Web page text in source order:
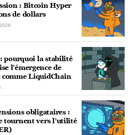
: Bitcoin Hyper
de dollars
: pourquoi la stabilité
l’émergence de
LiquidChain
obligataires :
tournent vers l’utilité